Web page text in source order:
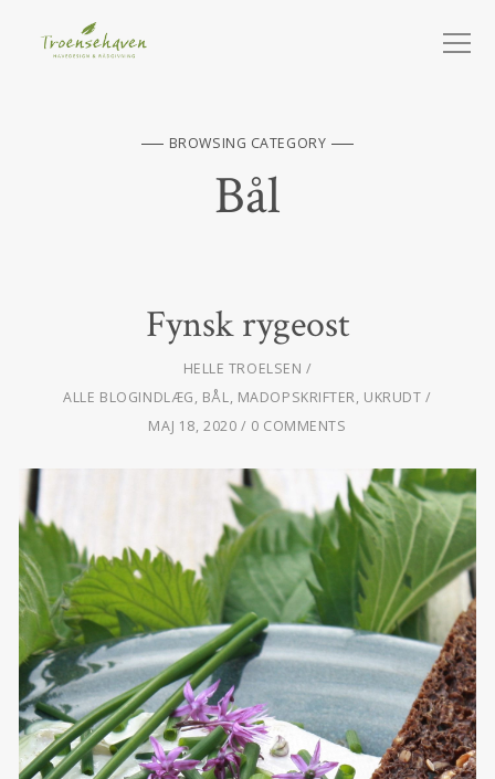
BROWSING CATEGORY
Bål
Fynsk rygeost
HELLE TROELSEN
ALLE BLOGINDLÆG, BÅL, MADOPSKRIFTER, UKRUDT
MAJ 18, 2020
0 COMMENTS